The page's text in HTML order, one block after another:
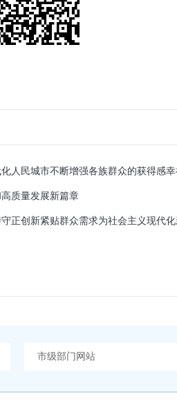
人民城市不断增强各族群众的获得感
质量发展新篇章
市级部门网站